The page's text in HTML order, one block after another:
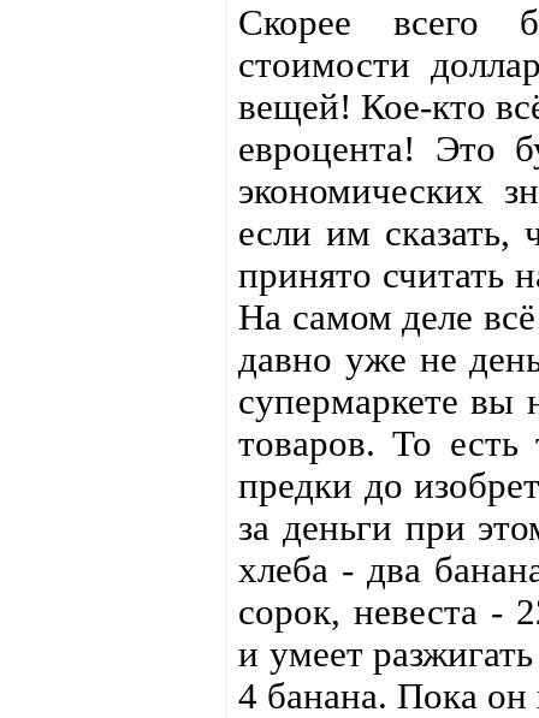
Скорее всего
стоимости
вещей! Кое-кто
евроцента! Это
экономических
если им сказать,
принято считать
На самом деле
давно уже не
супермаркете вы
товаров. То
предки до
за деньги при
хлеба - два
сорок, невеста -
и умеет
4 банана. Пока